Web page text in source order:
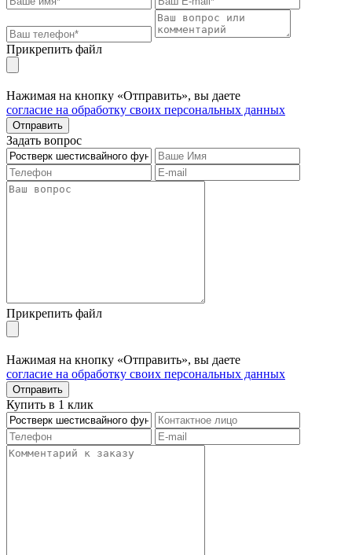
Прикрепить файл
Нажимая на кнопку «Отправить», вы даете
согласие на обработку своих персональных данных
Отправить
Задать вопрос
Прикрепить файл
Нажимая на кнопку «Отправить», вы даете
согласие на обработку своих персональных данных
Отправить
Купить в 1 клик